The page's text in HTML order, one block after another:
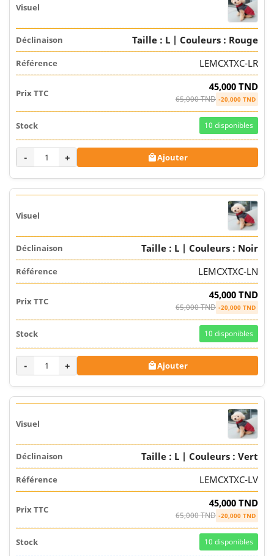
Taille : L | Couleurs : Rouge
LEMCXTXC-LR
45,000 TND
65,000 TND -20,000 TND
10 disponibles
- + Ajouter
Taille : L | Couleurs : Noir
LEMCXTXC-LN
45,000 TND
65,000 TND -20,000 TND
10 disponibles
- + Ajouter
Taille : L | Couleurs : Vert
LEMCXTXC-LV
45,000 TND
65,000 TND -20,000 TND
10 disponibles